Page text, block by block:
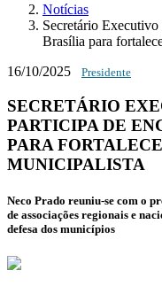
Notícias
Secretário
Brasília para
16/10/2025 Presidente
SECRETÁRIO
PARTICIPA DE
PARA
MUNICIPALISTA
Neco Prado reuniu-se com o
de associações regionais e
defesa dos municípios